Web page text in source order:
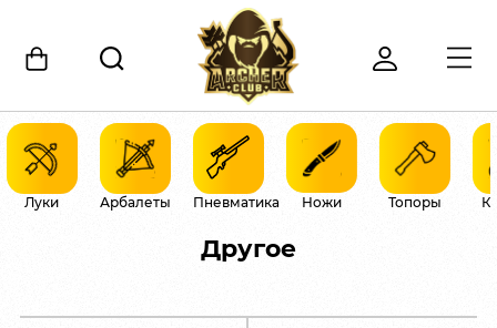
Луки Арбалеты Пневматика Ножи Топоры
Другое